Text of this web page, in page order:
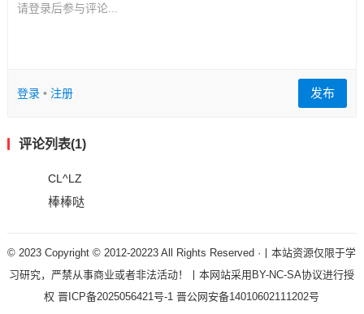
请登录后参与评论...
登录• 注册 发布
评论列表(1)
CL^LZ
棒棒哒
© 2023 Copyright © 2012-20223 All Rights Reserved ·丨本站资源仅限于学
习研究，严禁从事商业或者非法活动！丨本网站采用BY-NC-SA协议进行授
权晋ICP备2025056421号-1晋公网安备14010602111202号